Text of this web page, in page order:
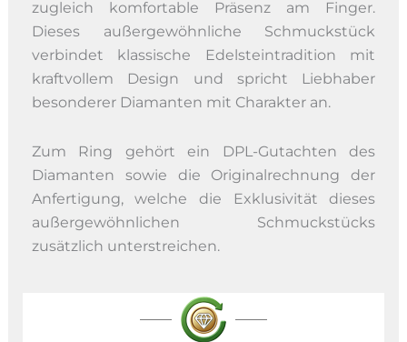
zugleich komfortable Präsenz am Finger.
Dieses außergewöhnliche Schmuckstück
verbindet klassische Edelsteintradition mit
kraftvollem Design und spricht Liebhaber
besonderer Diamanten mit Charakter an.
Zum Ring gehört ein DPL-Gutachten des
Diamanten sowie die Originalrechnung der
Anfertigung, welche die Exklusivität dieses
außergewöhnlichen Schmuckstücks
zusätzlich unterstreichen.